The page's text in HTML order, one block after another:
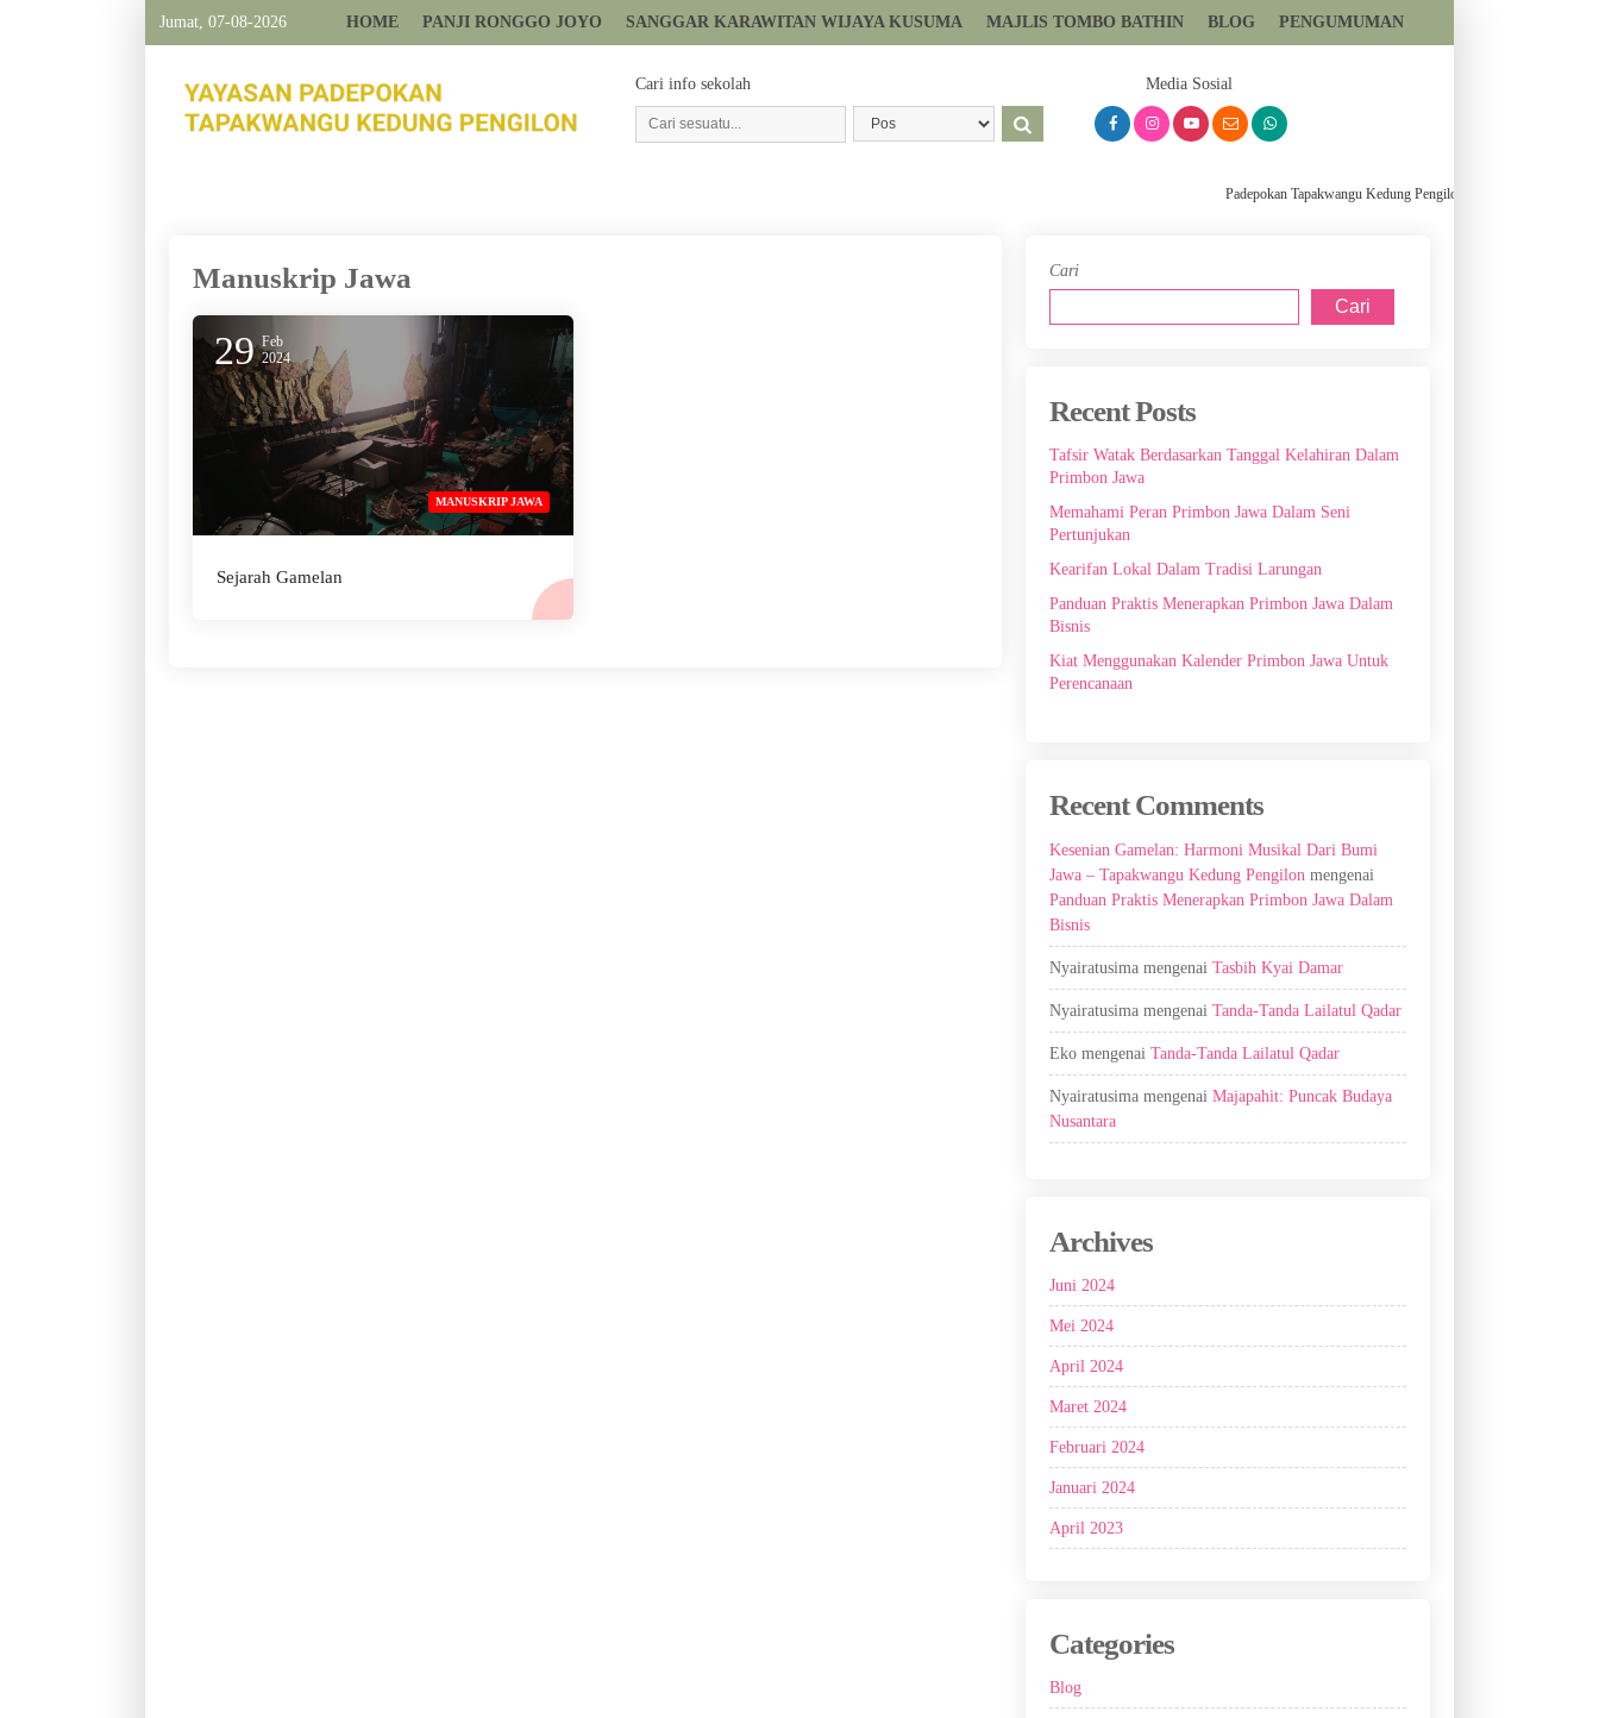
Jumat, 07-08-2026 HOME PANJI RONGGO JOYO SANGGAR KARAWITAN WIJAYA KUSUMA MAJLIS TOMBO BATHIN BLOG PENGUMUMAN
Cari info sekolah
Media Sosial
Padepokan Tapakwangu Kedung Pengilon Kec Pangkah Kabupaten
Manuskrip Jawa
29 Feb
2024
MANUSKRIP JAWA
Sejarah Gamelan
Cari
Cari
Recent Posts
Tafsir Watak Berdasarkan Tanggal Kelahiran Dalam
Primbon Jawa
Memahami Peran Primbon Jawa Dalam Seni
Pertunjukan
Kearifan Lokal Dalam Tradisi Larungan
Panduan Praktis Menerapkan Primbon Jawa Dalam
Bisnis
Kiat Menggunakan Kalender Primbon Jawa Untuk
Perencanaan
Recent Comments
Kesenian Gamelan: Harmoni Musikal Dari Bumi
Jawa – Tapakwangu Kedung Pengilon mengenai
Panduan Praktis Menerapkan Primbon Jawa Dalam
Bisnis
Nyairatusima mengenaiTasbih Kyai Damar
Nyairatusima mengenaiTanda-Tanda Lailatul Qadar
Eko mengenaiTanda-Tanda Lailatul Qadar
Nyairatusima mengenaiMajapahit: Puncak Budaya
Nusantara
Archives
Juni 2024
Mei 2024
April 2024
Maret 2024
Februari 2024
Januari 2024
April 2023
Categories
Blog